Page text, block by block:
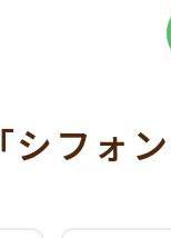
「シフォ